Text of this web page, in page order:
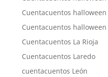
Cuentacuentos halloween
Cuentacuentos halloween
Cuentacuentos La Rioja
Cuentacuentos Laredo
cuentacuentos León